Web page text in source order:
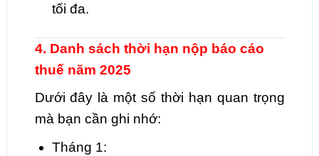
tối đa.
4. Danh sách thời hạn nộp báo cáo
thuế năm 2025
Dưới đây là một số thời hạn quan trọng
mà bạn cần ghi nhớ:
Tháng 1: